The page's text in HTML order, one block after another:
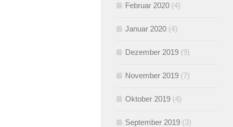
Februar 2020 (4)
Januar 2020 (4)
Dezember 2019 (9)
November 2019 (7)
Oktober 2019 (4)
September 2019 (3)